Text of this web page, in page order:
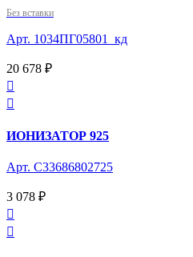
Без вставки
Арт. 1034ПГ05801_кд
20 678 ₽


ИОНИЗАТОР 925
Арт. С33686802725
3 078 ₽

